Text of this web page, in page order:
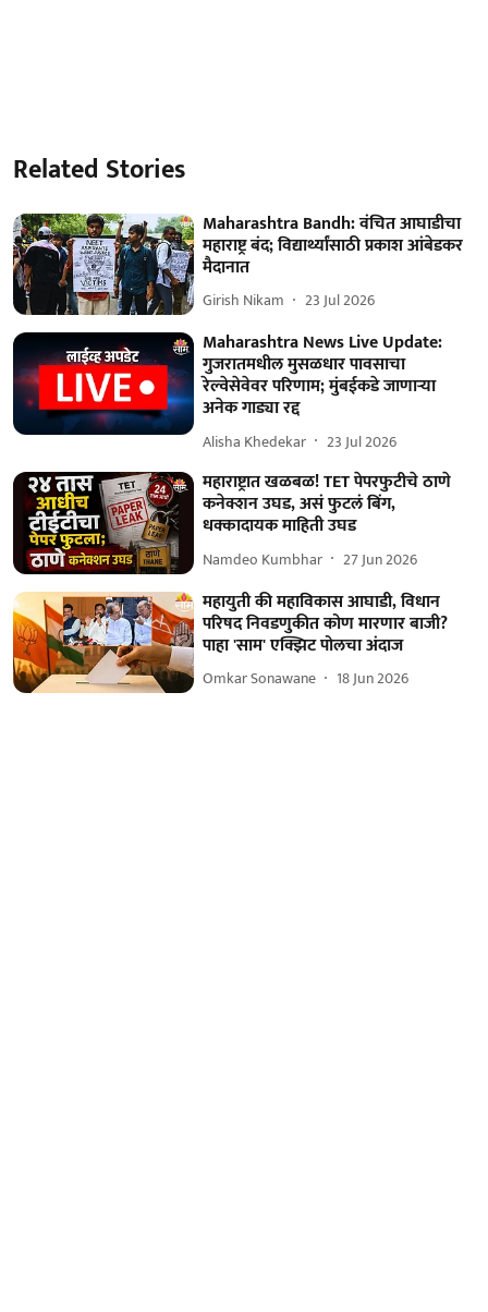
Related Stories
Maharashtra Bandh: वंचित आघाडीचा
महाराष्ट्र बंद; विद्यार्थ्यांसाठी प्रकाश आंबेडकर
मैदानात
Girish Nikam 23 Jul 2026
Maharashtra News Live Update:
गुजरातमधील मुसळधार पावसाचा
रेल्वेसेवेवर परिणाम; मुंबईकडे जाणाऱ्या
अनेक गाड्या रद्द
Alisha Khedekar 23 Jul 2026
महाराष्ट्रात खळबळ! TET पेपरफुटीचे ठाणे
कनेक्शन उघड, असं फुटलं बिंग,
धक्कादायक माहिती उघड
Namdeo Kumbhar 27 Jun 2026
महायुती की महाविकास आघाडी, विधान
परिषद निवडणुकीत कोण मारणार बाजी?
पाहा 'साम' एक्झिट पोलचा अंदाज
Omkar Sonawane 18 Jun 2026